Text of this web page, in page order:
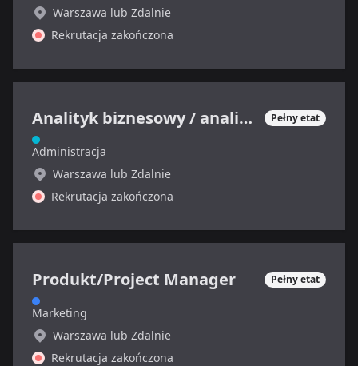
Warszawa lub Zdalnie
Rekrutacja zakończona
Analityk biznesowy / analityczka biznesowa / product owner Pełny etat
Administracja
Warszawa lub Zdalnie
Rekrutacja zakończona
Produkt/Project Manager Pełny etat
Marketing
Warszawa lub Zdalnie
Rekrutacja zakończona